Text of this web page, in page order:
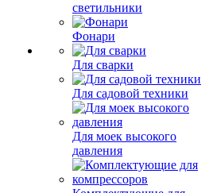
светильники
Фонари
Для сварки
Для садовой техники
Для моек высокого
давления